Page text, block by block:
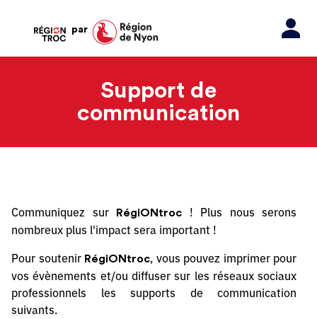
par
Support de
communication
Communiquez sur RégiONtroc
! Plus nous serons
nombreux plus l'impact sera important !
Pour soutenir RégiONtroc, vous pouvez imprimer pour
vos évènements et/ou diffuser sur les réseaux sociaux
professionnels les supports de communication
suivants.